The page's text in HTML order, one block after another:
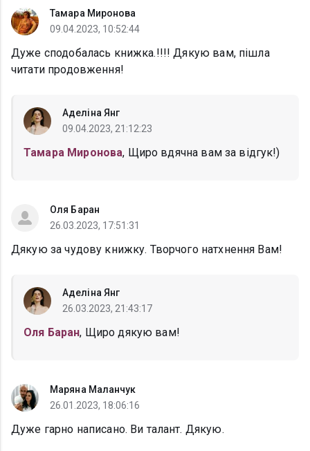
Тамара Миронова
09.04.2023, 10:52:44
Дуже сподобалась книжка.!!!! Дякую вам, пішла
читати продовження!
Аделіна Янг
09.04.2023, 21:12:23
Тамара Миронова, Щиро вдячна вам за відгук!)
Оля Баран
26.03.2023, 17:51:31
Дякую за чудову книжку. Творчого натхнення Вам!
Аделіна Янг
26.03.2023, 21:43:17
Оля Баран, Щиро дякую вам!
Маряна Маланчук
26.01.2023, 18:06:16
Дуже гарно написано. Ви талант. Дякую.